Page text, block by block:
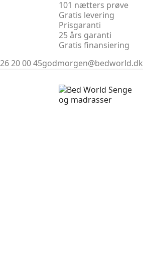
101 nætters prøve
Gratis levering
Prisgaranti
25 års garanti
Gratis finansiering
26 20 00 45godmorgen@bedworld.dk